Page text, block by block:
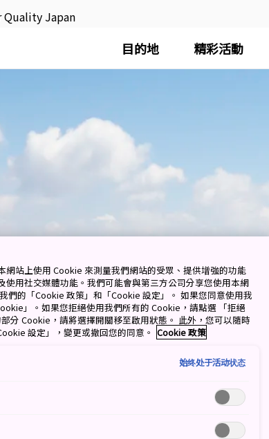
Quality Japan
目的地 精彩活動
依興
昔日傳
網站上使用 Cookie 來測量我們網站的受眾、提供增強的功能
使用社交媒體功能。我們可能會與第三方公司分享您使用本網
們的「Cookie 政策」和「Cookie 設定」。 如果您同意使用我
」。如果您拒絕使用我們所有的 Cookie，請點選 「拒絕
分 Cookie，請將選擇開關移至啟用狀態。 此外，您可以隨時
設定」，變更或撤回您的同意。 Cookie 政策
始终处于活动状态